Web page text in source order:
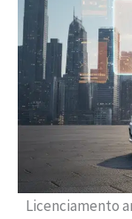
Licenciamento